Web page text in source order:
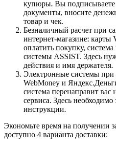
купюры. Вы подписываете
документы, вносите
товар и чек.
Безналичный расчет при
интернет-магазине: карты
оплатить покупку,
системы ASSIST. Здесь
действия и имя держателя.
Электронные системы при
WebMoney и
система перенаправит вас
сервиса. Здесь
инструкции.
Экономьте время на получении
доступно 4 варианта доставки: